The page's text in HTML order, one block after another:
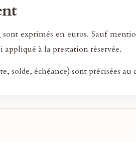
sont exprimés en euros. Sauf
à la prestation réservée.
solde, échéance) sont précisées au